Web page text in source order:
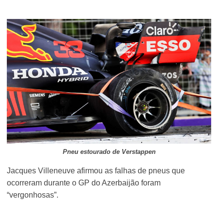
Pneu estourado de Verstappen
Jacques Villeneuve afirmou as falhas de pneus que
ocorreram durante o GP do Azerbaijão foram
“vergonhosas”.